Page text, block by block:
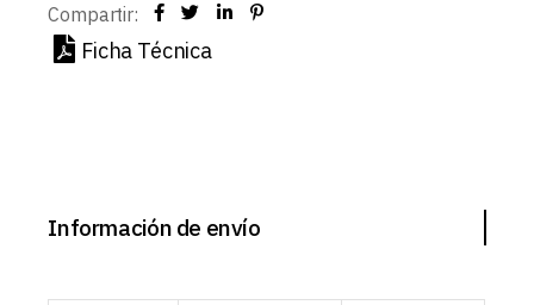
Compartir:
Ficha Técnica
Información de envío